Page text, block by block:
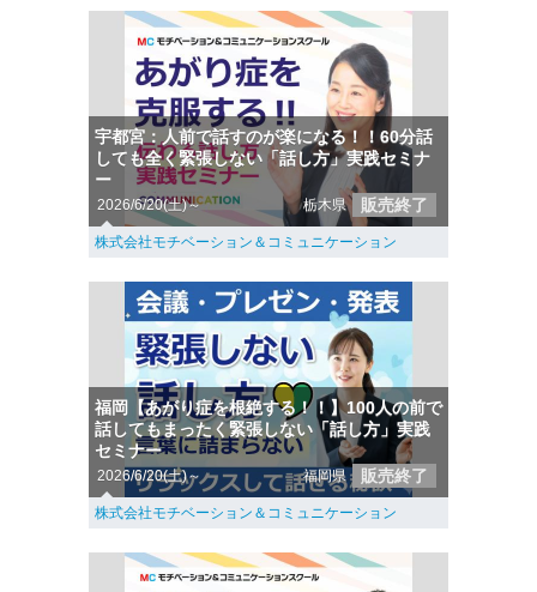
宇都宮：人前で話すのが楽になる！！60分話
しても全く緊張しない「話し方」実践セミナ
ー
2026/6/20(土)～ 栃木県 販売終了
株式会社モチベーション＆コミュニケーション
福岡【あがり症を根絶する！！】100人の前で
話してもまったく緊張しない「話し方」実践
セミナー
2026/6/20(土)～ 福岡県 販売終了
株式会社モチベーション＆コミュニケーション